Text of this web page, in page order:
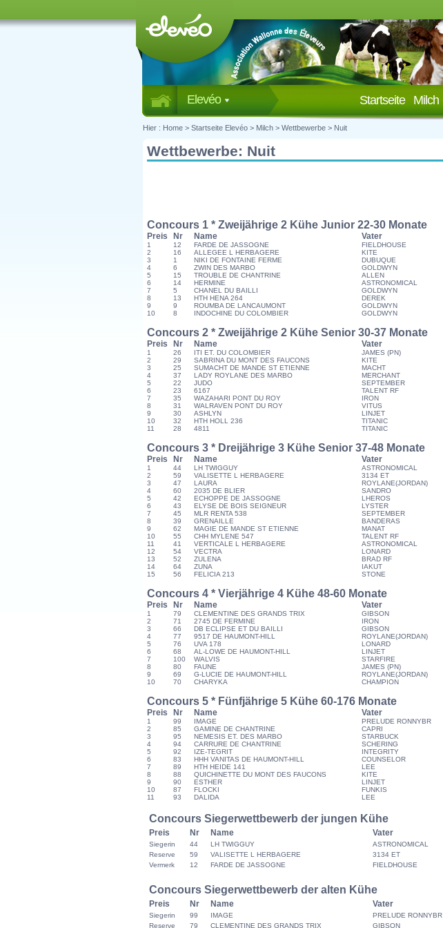
Elevéo Milch
Startseite
Hier : Home > Startseite Elevéo > Milch > Wettbewerbe > Nuit
Wettbewerbe: Nuit
Concours 1 * Zweijährige 2 Kühe Junior 22-30 Monate
Preis Nr Name Vater
1 12 FARDE DE JASSOGNE FIELDHOUSE
2
16 ALLEGEE L HERBAGERE KITE
3
1 NIKI DE FONTAINE FERME DUBUQUE
4
6 ZWIN DES MARBO GOLDWYN
5
15 TROUBLE DE CHANTRINE ALLEN
6
14 HERMINE ASTRONOMICAL
7
5 CHANEL DU BAILLI GOLDWYN
8
13 HTH HENA 264 DEREK
9
9 ROUMBA DE LANCAUMONT GOLDWYN
10
8 INDOCHINE DU COLOMBIER GOLDWYN
Concours 2 * Zweijährige 2 Kühe Senior 30-37 Monate
Preis Nr Name Vater
1 26 ITI ET. DU COLOMBIER JAMES (PN)
2
29 SABRINA DU MONT DES FAUCONS KITE
3
25 SUMACHT DE MANDE ST ETIENNE MACHT
4
37 LADY ROYLANE DES MARBO MERCHANT
5
22 JUDO SEPTEMBER
6
23 6167 TALENT RF
7
35 WAZAHARI PONT DU ROY IRON
8
31 WALRAVEN PONT DU ROY VITUS
9
30 ASHLYN LINJET
10
32 HTH HOLL 236 TITANIC
11
28 4811 TITANIC
Concours 3 * Dreijährige 3 Kühe Senior 37-48 Monate
Preis Nr Name Vater
1 44 LH TWIGGUY ASTRONOMICAL
2
59 VALISETTE L HERBAGERE 3134 ET
3
47 LAURA ROYLANE(JORDAN)
4
60 2035 DE BLIER SANDRO
5
42 ECHOPPE DE JASSOGNE LHEROS
6
43 ELYSE DE BOIS SEIGNEUR LYSTER
7
45 MLR RENTA 538 SEPTEMBER
8
39 GRENAILLE BANDERAS
9
62 MAGIE DE MANDE ST ETIENNE MANAT
10
55 CHH MYLENE 547 TALENT RF
11
41 VERTICALE L HERBAGERE ASTRONOMICAL
12
54 VECTRA LONARD
13
52 ZULENA BRAD RF
14
64 ZUNA IAKUT
15
56 FELICIA 213 STONE
Concours 4 * Vierjährige 4 Kühe 48-60 Monate
Preis Nr Name Vater
1 79 CLEMENTINE DES GRANDS TRIX GIBSON
2
71 2745 DE FERMINE IRON
3
66 DB ECLIPSE ET DU BAILLI GIBSON
4
77 9517 DE HAUMONT-HILL ROYLANE(JORDAN)
5
76 UVA 178 LONARD
6
68 AL-LOWE DE HAUMONT-HILL LINJET
7
100 WALVIS STARFIRE
8
80 FAUNE JAMES (PN)
9
69 G-LUCIE DE HAUMONT-HILL ROYLANE(JORDAN)
10
70 CHARYKA CHAMPION
Concours 5 * Fünfjährige 5 Kühe 60-176 Monate
Preis Nr Name Vater
1 99 IMAGE PRELUDE RONNYBR
2
85 GAMINE DE CHANTRINE CAPRI
3
95 NEMESIS ET. DES MARBO STARBUCK
4
94 CARRURE DE CHANTRINE SCHERING
5
92 IZE-TEGRIT INTEGRITY
6
83 HHH VANITAS DE HAUMONT-HILL COUNSELOR
7
89 HTH HEIDE 141 LEE
8
88 QUICHINETTE DU MONT DES FAUCONS KITE
9
90 ESTHER LINJET
10
87 FLOCKI FUNKIS
11
93 DALIDA LEE
Concours Siegerwettbewerb der jungen Kühe
Preis Nr Name Vater
Siegerin 44 LH TWIGGUY ASTRONOMICAL
Reserve
59 VALISETTE L HERBAGERE 3134 ET
Vermerk
12 FARDE DE JASSOGNE FIELDHOUSE
Concours Siegerwettbewerb der alten Kühe
Preis Nr Name Vater
Siegerin 99 IMAGE PRELUDE RONNYBR
Reserve
79 CLEMENTINE DES GRANDS TRIX GIBSON